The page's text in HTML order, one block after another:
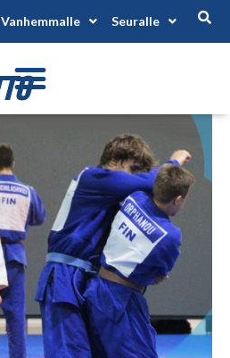
Vanhemmalle Seuralle